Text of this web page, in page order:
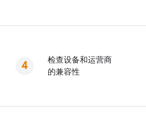
检查设备和运营商
的兼容性